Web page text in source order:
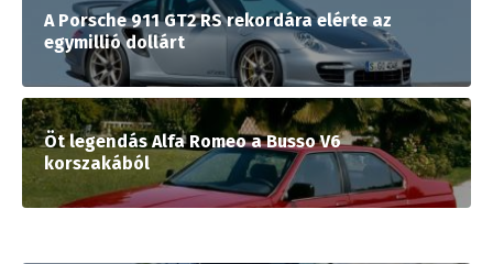
A Porsche 911 GT2 RS rekordára elérte az
egymillió dollárt
Öt legendás Alfa Romeo a Busso V6
korszakából